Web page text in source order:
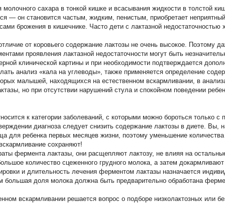
сахара в тонкой кишке и всасывания жидкости в толстой
— он становится частым, жидким, пенистым, приобретает
брожения в кишечнике. Часто дети с лактазной недостаточностью
от коровьего содержание лактозы не очень высокое. Поэтому
проявления лактазной недостаточности могут быть
клинической картины и при необходимости подтверждается
анализ «кала на углеводы», также применяется определение
малышей, находящихся на естественном вскармливании, в
но при отсутствии нарушений стула и спокойном поведении
к категории заболеваний, с которыми можно бороться только
диагноза следует снизить содержание лактозы в диете. Вы,
для ребенка первых месяцев жизни, поэтому уменьшение количества
сохраняют!
фермента лактазы, они расщепляют лактозу, не влияя на
количество сцеженного грудного молока, а затем
и длительность лечения ферментом лактазы назначается
большая доля молока должна быть предварительно обработана
вскармливании решается вопрос о подборе низколактозных или